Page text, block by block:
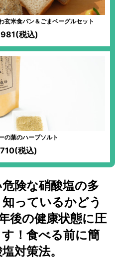
玄米食パン＆ごまベーグルセット
税込)
の葉のハーブソルト
税込)
険な硝酸塩の多
っているかどう
後の健康状態に圧
！食べる前に簡
対策法。